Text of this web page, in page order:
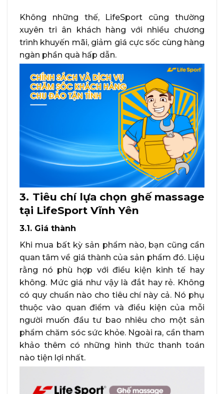
Không những thế, LifeSport cũng thường
xuyên tri ân khách hàng với nhiều chương
trình khuyến mãi, giảm giá cực sốc cùng hàng
ngàn phần quà hấp dẫn.
3. Tiêu chí lựa chọn ghế massage
tại LifeSport Vĩnh Yên
3.1. Giá thành
Khi mua bất kỳ sản phẩm nào, bạn cũng cần
quan tâm về giá thành của sản phẩm đó. Liệu
rằng nó phù hợp với điều kiện kinh tế hay
không. Mức giá như vậy là đắt hay rẻ. Không
có quy chuẩn nào cho tiêu chí này cả. Nó phụ
thuộc vào quan điểm và điều kiện của mỗi
người muốn đầu tư bao nhiêu cho một sản
phẩm chăm sóc sức khỏe. Ngoài ra, cần tham
khảo thêm có những hình thức thanh toán
nào tiện lợi nhất.